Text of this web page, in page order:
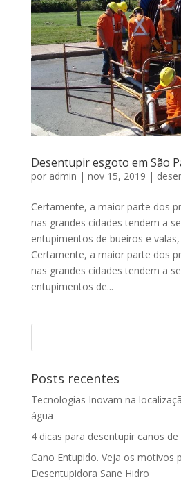
Desentupir esgoto em São
por admin | nov 15, 2019 |
Certamente, a maior parte dos
nas grandes cidades tendem a
entupimentos de bueiros e
Certamente, a maior parte dos
nas grandes cidades tendem a
entupimentos de...
Posts recentes
Tecnologias Inovam na
água
4 dicas para desentupir canos
Cano Entupido. Veja os motivos
Desentupidora Sane Hidro